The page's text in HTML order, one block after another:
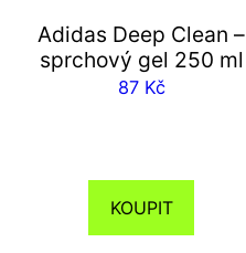
Adidas Deep Clean –
sprchový gel 250 ml
87 Kč
KOUPIT